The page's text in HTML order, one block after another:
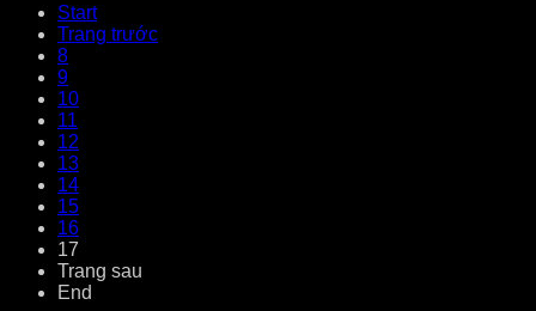
Start
Trang trước
8
9
10
11
12
13
14
15
16
17
Trang sau
End